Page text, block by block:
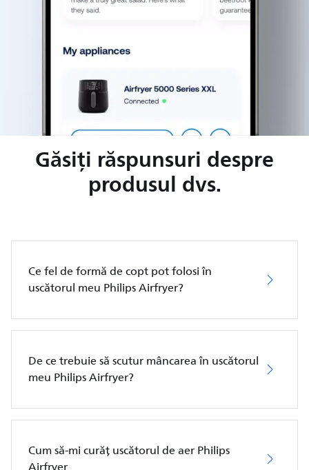
Găsiți răspunsuri despre
produsul dvs.
Ce fel de formă de copt pot folosi în
uscătorul meu Philips Airfryer?
De ce trebuie să scutur mâncarea în uscătorul
meu Philips Airfryer?
Cum să-mi curăț uscătorul de aer Philips